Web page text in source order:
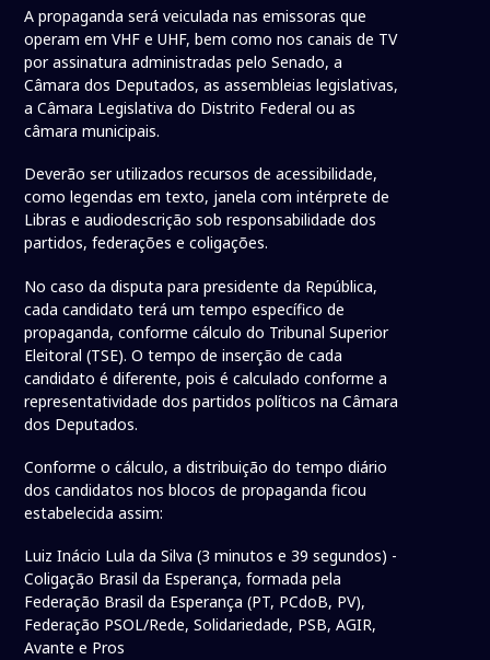
A propaganda será veiculada nas emissoras que
operam em VHF e UHF, bem como nos canais de TV
por assinatura administradas pelo Senado, a
Câmara dos Deputados, as assembleias legislativas,
a Câmara Legislativa do Distrito Federal ou as
câmara municipais.
Deverão ser utilizados recursos de acessibilidade,
como legendas em texto, janela com intérprete de
Libras e audiodescrição sob responsabilidade dos
partidos, federações e coligações.
No caso da disputa para presidente da República,
cada candidato terá um tempo específico de
propaganda, conforme cálculo do Tribunal Superior
Eleitoral (TSE). O tempo de inserção de cada
candidato é diferente, pois é calculado conforme a
representatividade dos partidos políticos na Câmara
dos Deputados.
Conforme o cálculo, a distribuição do tempo diário
dos candidatos nos blocos de propaganda ficou
estabelecida assim:
Luiz Inácio Lula da Silva (3 minutos e 39 segundos) -
Coligação Brasil da Esperança, formada pela
Federação Brasil da Esperança (PT, PCdoB, PV),
Federação PSOL/Rede, Solidariedade, PSB, AGIR,
Avante e Pros